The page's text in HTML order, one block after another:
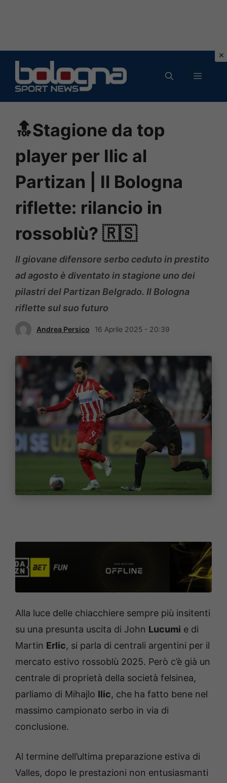
contenuto
MENU
🔝Stagione da top
player per Ilic al
Partizan | Il Bologna
riflette: rilancio in
rossoblù? 🇷🇸
Il giovane difensore serbo ceduto in prestito
ad agosto è diventato in stagione uno dei
pilastri del Partizan Belgrado. Il Bologna
riflette sul suo futuro
Andrea Persico 16 Aprile 2025 - 20:39
Alla luce delle chiacchiere sempre più insitenti
su una presunta uscita di John Lucumi e di
Martin Erlic, si parla di centrali argentini per il
mercato estivo rossoblù 2025. Però c’è già un
centrale di proprietà della società felsinea,
parliamo di Mihajlo Ilic, che ha fatto bene nel
massimo campionato serbo in via di
conclusione.
Al termine dell’ultima preparazione estiva di
Valles, dopo le prestazioni non entusiasmanti